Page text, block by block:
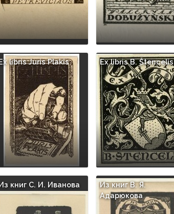
libris Juris Plakis Ex libris B. Štencelis
книг С. И. Иванова
Из книг B. Я.
Адарюкова